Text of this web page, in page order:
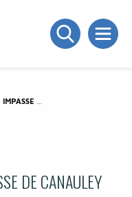
CANAULEY
DE CANAULEY